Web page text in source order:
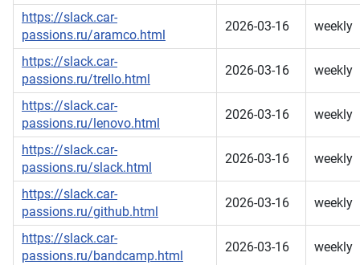
https://slack.car-
passions.ru/aramco.html
2026-03-16 weekly
https://slack.car-
passions.ru/trello.html
2026-03-16 weekly
https://slack.car-
passions.ru/lenovo.html
2026-03-16 weekly
https://slack.car-
passions.ru/slack.html
2026-03-16 weekly
https://slack.car-
passions.ru/github.html
2026-03-16 weekly
https://slack.car-
passions.ru/bandcamp.html
2026-03-16 weekly